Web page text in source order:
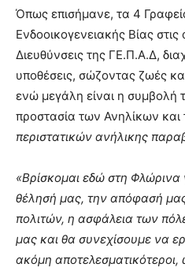
Όπως επισήμανε, τα 4
Ενδοοικογενειακής Βίας στις
Διευθύνσεις της ΓΕ.Π.Α.Δ,
υποθέσεις, σώζοντας ζωές
ενώ μεγάλη είναι η συμβολή
προστασία των Ανηλίκων και
περιστατικών ανήλικης
«Βρίσκομαι εδώ στη
θέλησή μας, την απόφασή
πολιτών, η ασφάλεια των
μας και θα συνεχίσουμε να
ακόμη αποτελεσματικότεροι,